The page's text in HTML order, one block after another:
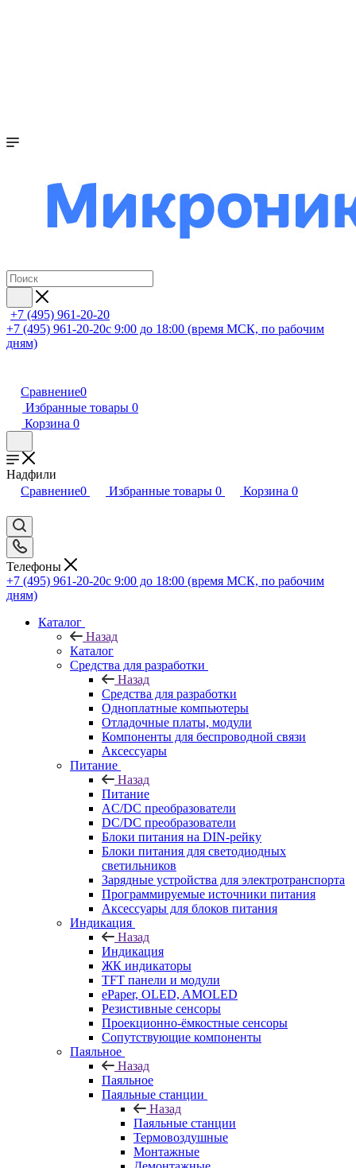
+7 (495) 961-20-20
+7 (495) 961-20-20с 9:00 до 18:00 (время МСК, по рабочим
дням)
Сравнение0
Избранные товары 0
Корзина 0
Надфили
Сравнение0 Избранные товары 0 Корзина 0
Телефоны
+7 (495) 961-20-20с 9:00 до 18:00 (время МСК, по рабочим
дням)
Каталог
Назад
Каталог
Средства для разработки
Назад
Средства для разработки
Одноплатные компьютеры
Отладочные платы, модули
Компоненты для беспроводной связи
Аксессуары
Питание
Назад
Питание
AC/DC преобразователи
DC/DC преобразователи
Блоки питания на DIN-рейку
Блоки питания для светодиодных
светильников
Зарядные устройства для электротранспорта
Программируемые источники питания
Аксессуары для блоков питания
Индикация
Назад
Индикация
ЖК индикаторы
TFT панели и модули
ePaper, OLED, AMOLED
Резистивные сенсоры
Проекционно-ёмкостные сенсоры
Сопутствующие компоненты
Паяльное
Назад
Паяльное
Паяльные станции
Назад
Паяльные станции
Термовоздушные
Монтажные